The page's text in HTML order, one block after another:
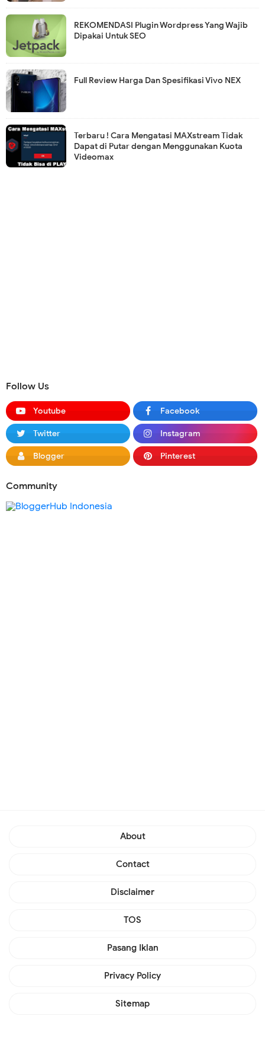
REKOMENDASI Plugin Wordpress Yang Wajib
Dipakai Untuk SEO
Full Review Harga Dan Spesifikasi Vivo NEX
Terbaru ! Cara Mengatasi MAXstream Tidak
Dapat di Putar dengan Menggunakan Kuota
Videomax
Follow Us
Youtube Facebook
Twitter Instagram
Blogger Pinterest
Community
About
Contact
Disclaimer
TOS
Pasang Iklan
Privacy Policy
Sitemap